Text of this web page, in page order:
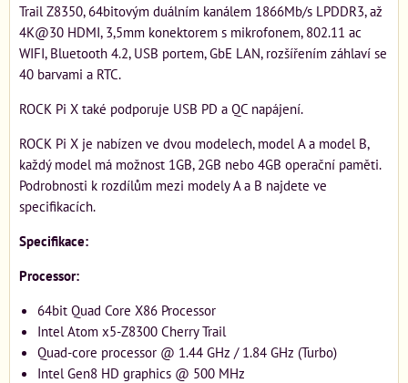
Trail Z8350, 64bitovým duálním kanálem 1866Mb/s LPDDR3, až
4K@30 HDMI, 3,5mm konektorem s mikrofonem, 802.11 ac
WIFI, Bluetooth 4.2, USB portem, GbE LAN, rozšířením záhlaví se
40 barvami a RTC.
ROCK Pi X také podporuje USB PD a QC napájení.
ROCK Pi X je nabízen ve dvou modelech, model A a model B,
každý model má možnost 1GB, 2GB nebo 4GB operační paměti.
Podrobnosti k rozdílům mezi modely A a B najdete ve
specifikacích.
Specifikace:
Processor:
64bit Quad Core X86 Processor
Intel Atom x5-Z8300 Cherry Trail
Quad-core processor @ 1.44 GHz / 1.84 GHz (Turbo)
Intel Gen8 HD graphics @ 500 MHz